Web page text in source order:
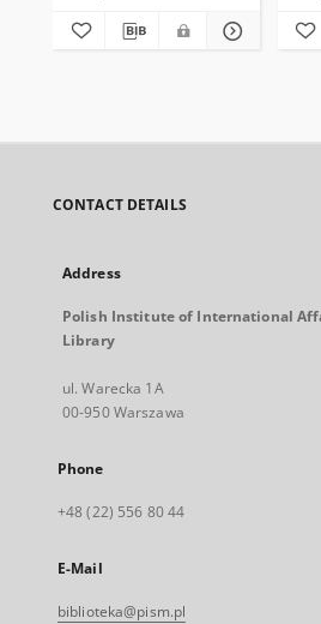
CONTACT DETAILS
Address
Polish Institute of International
Library
ul. Warecka 1A
00-950 Warszawa
Phone
+48 (22) 556 80 44
E-Mail
biblioteka@pism.pl